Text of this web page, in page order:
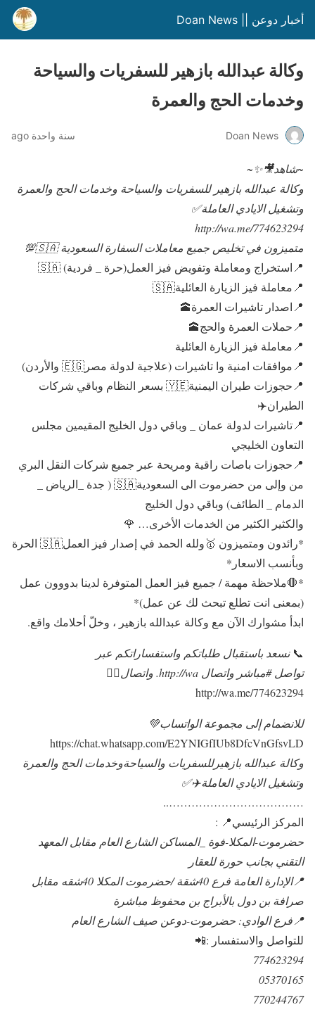
أخبار دوعن || Doan News
وكالة عبدالله بازهير للسفريات والسياحة
وخدمات الحج والعمرة
Doan News سنة واحدة ago
~شاهد🎥✨~
وكالة عبدالله بازهير للسفريات والسياحة وخدمات الحج والعمرة
وتشغيل الايادي العاملة✅
http://wa.me/774623294
متميزون في تخليص جميع معاملات السفارة السعودية 🇸🇦💯
📍استخراج ومعاملة وتفويض فيز العمل(حرة _ فردية) 🇸🇦
📍معاملة فيز الزيارة العائلية🇸🇦
📍اصدار تاشيرات العمرة🕋
📍حملات العمرة والحج🕋
📍معاملة فيز الزيارة العائلية
📍موافقات امنية وا تاشيرات (علاجية لدولة مصر🇪🇬 والأردن)
📍حجوزات طيران اليمنية🇾🇪 بسعر النظام وباقي شركات
الطيران✈️
📍تاشيرات لدولة عمان _ وباقي دول الخليج المقيمين مجلس
التعاون الخليجي
📍حجوزات باصات راقية ومريحة عبر جميع شركات النقل البري
من وإلى من حضرموت الى السعودية🇸🇦 ( جدة _الرياض _
الدمام _ الطائف) وباقي دول الخليج
والكثير الكثير من الخدمات الأخرى… 🌹
*رائدون ومتميزون 🥇ولله الحمد في إصدار فيز العمل🇸🇦 الحرة
وبأنسب الاسعار*
*🛑ملاحظة مهمة / جميع فيز العمل المتوفرة لدينا بدووون عمل
(بمعنى انت تطلع تبحث لك عن عمل)*
ابدأ مشوارك الآن مع وكالة عبدالله بازهير ، وخلّ أحلامك واقع.
📞نسعد باستقبال طلباتكم واستفساراتكم عبر
تواصل #مباشر واتصال http://wa. واتصال👇🏻
http://wa.me/774623294
للانضمام إلى مجموعة الواتساب💚
https://chat.whatsapp.com/E2YNIGfIUb8DfcVnGfsvLD
وكالة عبدالله بازهيرللسفريات والسياحةوخدمات الحج والعمرة
وتشغيل الايادي العاملة✈️✅
………………………………..
المركز الرئيسي📍 :
حضرموت-المكلا-فوة _المساكن الشارع العام مقابل المعهد
التقني بجانب حورة للعقار
📍الإدارة العامة فرع 40شقة /حضرموت المكلا 40شقه مقابل
صرافة بن دول بالأبراج بن محفوظ مباشرة
📍فرع الوادي: حضرموت-دوعن صيف الشارع العام
للتواصل والاستفسار :📲
774623294
05370165
770244767